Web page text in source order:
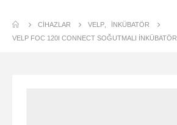
CIHAZLAR VELP
İNKÜBATÖR
VELP FOC 120I CONNECT SOĞUTMALI İNKÜBATÖR